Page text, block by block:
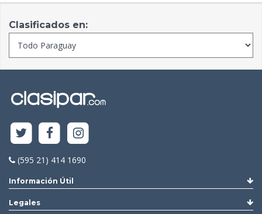
Clasificados en:
(595 21) 414 1690
Información Útil
Legales